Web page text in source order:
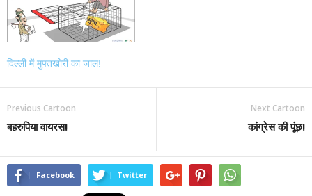
दिल्ली में मुफ्तखोरी का जाल!
Previous Cartoon
बहरुपिया वायरस!
Next Cartoon
कांग्रेस की पूंछ!
Facebook Twitter